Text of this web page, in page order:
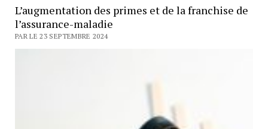
L’augmentation des primes et de la franchise de
l’assurance-maladie
PAR LE 23 SEPTEMBRE 2024